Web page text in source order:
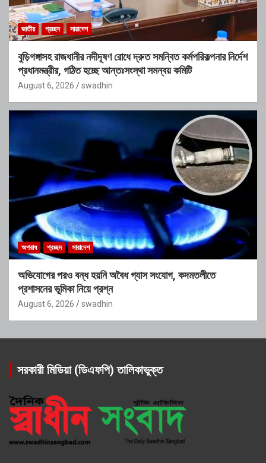
জাতীয় প্রচ্ছদ সারাদেশ
বুড়িগঙ্গাসহ রাজধানীর নদীদূষণ রোধে দ্রুত সমন্বিত কর্মপরিকল্পনার নির্দেশ
প্রধানমন্ত্রীর, গঠিত হচ্ছে আন্তঃসংস্থা সমন্বয় কমিটি
August 6, 2026 swadhin
অপরাধ প্রচ্ছদ সারাদেশ
অভিযোগের পরও বন্ধ হয়নি অবৈধ গ্যাস সংযোগ, কদমতলীতে
প্রশাসনের ভূমিকা নিয়ে প্রশ্ন
August 6, 2026 swadhin
সরকারী মিডিয়া (ডিএফপি) তালিকাভুক্ত